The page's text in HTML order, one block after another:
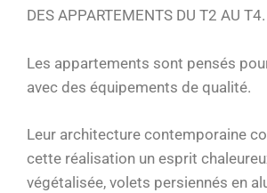
DES APPARTEMENTS DU T2 AU T4.
Les appartements sont pensés
avec des équipements de qualité.
Leur architecture contemporaine
cette réalisation un esprit
végétalisée, volets persiennés en